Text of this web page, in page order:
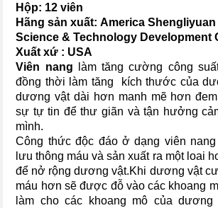
Hộp: 12 viên
Hãng sản xuất: America
Science & Technology Development
Xuất xứ : USA
Viên nang
làm tăng cường công
đồng thời làm tăng kích thước của
dương vật dài hơn manh mẽ hơn
sự tự tin để thư giãn và tận hưởng
mình.
Công thức độc đáo ở dạng viên
lưu thông máu và sản xuất ra một loai
để nở rộng dương vật.Khi dương vật
máu hơn sẽ được đỗ vào các khoang
làm cho các khoang mô của